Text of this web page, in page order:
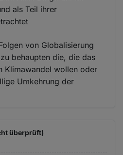
als Teil ihrer
von Globalisierung
behaupten die, die das
Klimawandel wollen oder
Umkehrung der
überprüft)